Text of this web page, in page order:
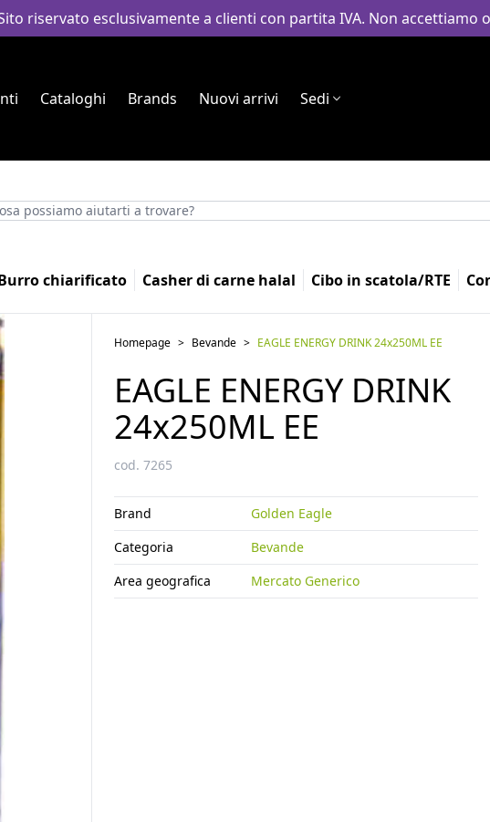
riservato esclusivamente a clienti con partita IVA. Non accettiamo
Cataloghi Brands Nuovi arrivi Sedi
chiarificato Casher di carne halal Cibo in scatola/RTE
Homepage > Bevande > EAGLE ENERGY DRINK 24x250ML EE
EAGLE ENERGY DRINK
24x250ML EE
cod. 7265
Brand
Golden Eagle
Categoria
Bevande
Area geografica
Mercato Generico